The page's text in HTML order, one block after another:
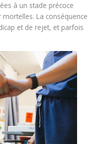
à un stade précoce
La conséquence
et de rejet, et parfois